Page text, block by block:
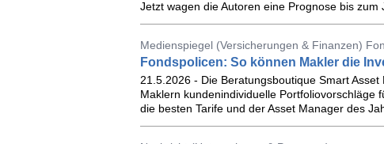
Jetzt wagen die Autoren eine Prognose bis zum
Medienspiegel (Versicherungen & Finanzen)
Fondspolicen: So können Makler die
21.5.2026 - Die Beratungsboutique Smart
Maklern kundenindividuelle Portfoliovorschläge
die besten Tarife und der Asset Manager des